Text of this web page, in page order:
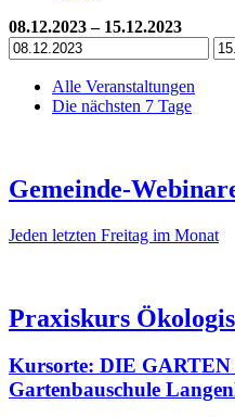
08.12.2023 – 15.12.2023
Alle Veranstaltungen
Die nächsten 7 Tage
Gemeinde-
Jeden letzten Freitag im Monat
Praxiskurs
Kursorte: DIE
Gartenbauschule